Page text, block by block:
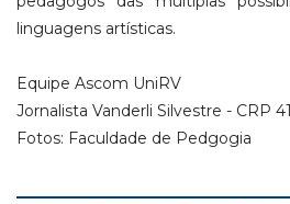
linguagens artísticas.
Equipe Ascom UniRV
Jornalista Vanderli Silvestre - CRP
Fotos: Faculdade de Pedgogia